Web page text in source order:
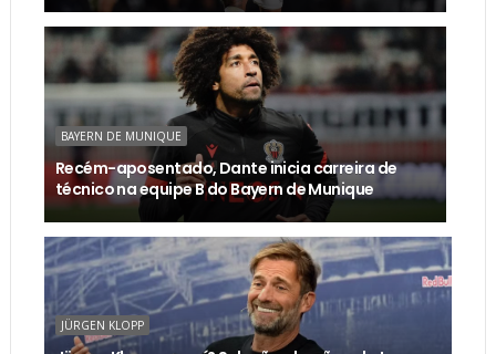
BAYERN DE MUNIQUE
Recém-aposentado, Dante inicia carreira de
técnico na equipe B do Bayern de Munique
JÜRGEN KLOPP